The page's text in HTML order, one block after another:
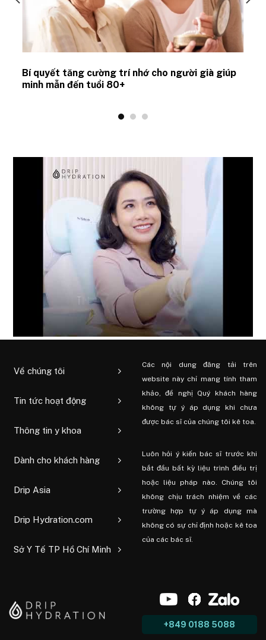
Bí quyết tăng cường trí nhớ cho người già giúp
minh mẫn đến tuổi 80+
Về chúng tôi
Tin tức hoạt động
Thông tin y khoa
Dành cho khách hàng
Drip Asia
Drip Hydration.com
Sở Y Tế TP Hồ Chí Minh
Các nội dung đăng tải trên
website này chỉ mang tính tham
khảo, đề nghị Quý khách hàng
không tự ý áp dụng khi chưa
được bác sĩ của chúng tôi kê toa.
Luôn hỏi ý kiến ​​bác sĩ trước khi
bắt đầu bất kỳ liệu trình điều trị
hoặc liệu pháp nào. Chúng tôi
không chịu trách nhiệm về các
trường hợp tự ý áp dụng mà
không có sự chỉ định hoặc kê toa
của các bác sĩ.
+849 0188 5088